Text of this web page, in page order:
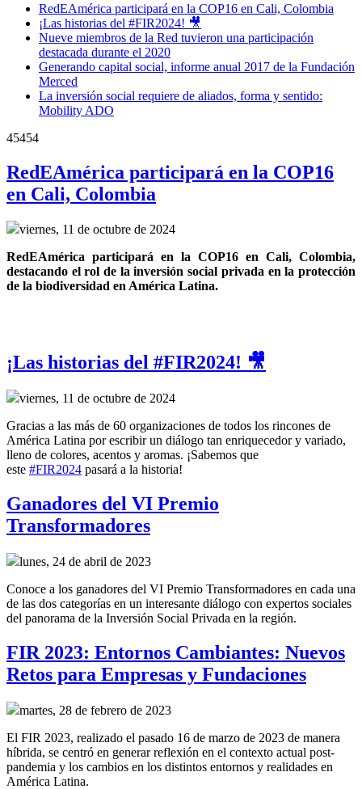
RedEAmérica participará en la COP16 en Cali, Colombia
¡Las historias del #FIR2024! 🎥
Nueve miembros de la Red tuvieron una participación
destacada durante el 2020
Generando capital social, informe anual 2017 de la Fundación
Merced
La inversión social requiere de aliados, forma y sentido:
Mobility ADO
45454
RedEAmérica participará en la COP16
en Cali, Colombia
viernes, 11 de octubre de 2024
RedEAmérica participará en la COP16 en Cali, Colombia,
destacando el rol de la inversión social privada en la protección
de la biodiversidad en América Latina.
¡Las historias del #FIR2024! 🎥
viernes, 11 de octubre de 2024
Gracias a las más de 60 organizaciones de todos los rincones de
América Latina por escribir un diálogo tan enriquecedor y variado,
lleno de colores, acentos y aromas. ¡Sabemos que
este #FIR2024 pasará a la historia!
Ganadores del VI Premio
Transformadores
lunes, 24 de abril de 2023
Conoce a los ganadores del VI Premio Transformadores en cada una
de las dos categorías en un interesante diálogo con expertos sociales
del panorama de la Inversión Social Privada en la región.
FIR 2023: Entornos Cambiantes: Nuevos
Retos para Empresas y Fundaciones
martes, 28 de febrero de 2023
El FIR 2023, realizado el pasado 16 de marzo de 2023 de manera
híbrida, se centró en generar reflexión en el contexto actual post-
pandemia y los cambios en los distintos entornos y realidades en
América Latina.